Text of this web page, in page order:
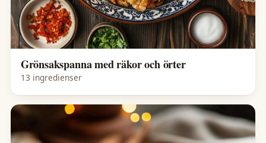
Grönsakspanna med räkor och örter
13 ingredienser